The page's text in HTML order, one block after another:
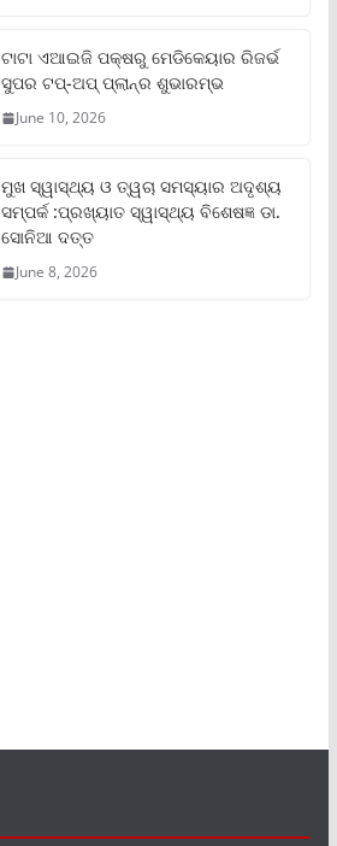
ଟାଟା ଏଆଇଜି ପକ୍ଷରୁ ମେଡିକେୟାର ରିଜର୍ଭ
ସୁପର ଟପ୍‌-ଅପ୍ ପ୍ଲାନ୍‌ର ଶୁଭାରମ୍ଭ
June 10, 2026
ମୁଖ ସ୍ୱାସ୍ଥ୍ୟ ଓ ତ୍ୱଚା ସମସ୍ୟାର ଅଦୃଶ୍ୟ
ସମ୍ପର୍କ :ପ୍ରଖ୍ୟାତ ସ୍ୱାସ୍ଥ୍ୟ ବିଶେଷଜ୍ଞ ଡା.
ସୋନିଆ ଦତ୍ତ
June 8, 2026